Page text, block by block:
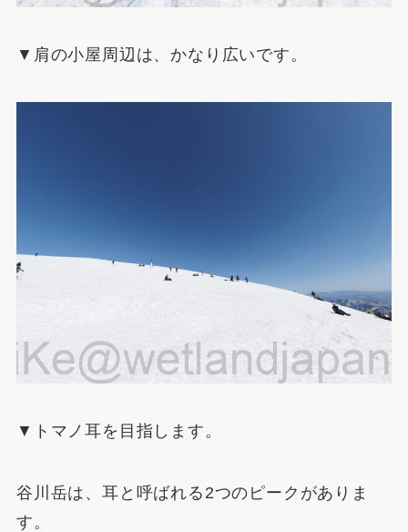
▼肩の小屋周辺は、かなり広いです。
▼トマノ耳を目指します。
谷川岳は、耳と呼ばれる2つのピークがありま
す。